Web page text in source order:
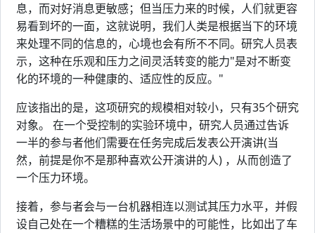
息，而对好消息更敏感；但当压力来的时候，人们就更容
易看到坏的一面，这就说明，我们人类是根据当下的环境
来处理不同的信息的，心境也会有所不不同。研究人员表
示，这种在乐观和压力之间灵活转变的能力"是对不断变
化的环境的一种健康的、适应性的反应。"
应该指出的是，这项研究的规模相对较小，只有35个研究
对象。 在一个受控制的实验环境中，研究人员通过告诉
一半的参与者他们需要在任务完成后发表公开演讲(当
然，前提是你不是那种喜欢公开演讲的人) ，从而创造了
一个压力环境。
接着，参与者会与一台机器相连以测试其压力水平，并假
设自己处在一个糟糕的生活场景中的可能性，比如出了车